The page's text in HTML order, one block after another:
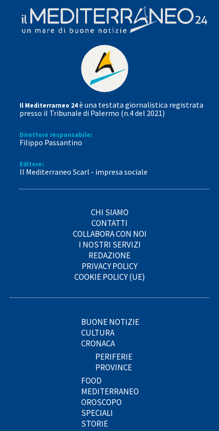
Il Mediterrarneo 24è una testata giornalistica registrata
presso il Tribunale di Palermo (n.4 del 2021)
Direttore responsabile:
Filippo Passantino
Editore:
Il Mediterraneo Scarl - impresa sociale
CHI SIAMO
CONTATTI
COLLABORA CON NOI
I NOSTRI SERVIZI
REDAZIONE
PRIVACY POLICY
COOKIE POLICY (UE)
BUONE NOTIZIE
CULTURA
CRONACA
PERIFERIE
PROVINCE
FOOD
MEDITERRANEO
OROSCOPO
SPECIALI
STORIE